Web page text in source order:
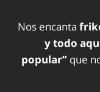
Nos encanta
y todo
popular” que